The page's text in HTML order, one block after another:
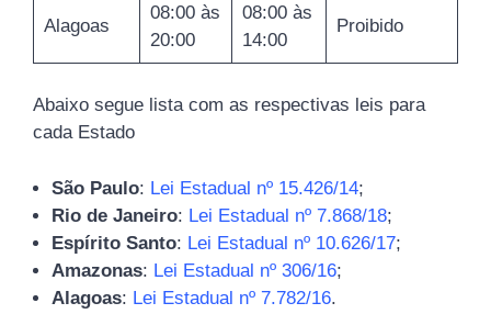
Alagoas
08:00 às
20:00
08:00 às
14:00
Proibido
Abaixo segue lista com as respectivas leis para
cada Estado
São Paulo: Lei Estadual nº 15.426/14;
Rio de Janeiro: Lei Estadual nº 7.868/18;
Espírito Santo: Lei Estadual nº 10.626/17;
Amazonas: Lei Estadual nº 306/16;
Alagoas: Lei Estadual nº 7.782/16.